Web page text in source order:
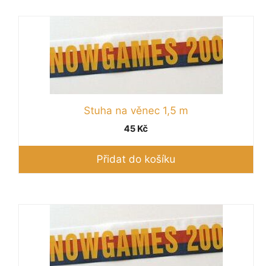
Stuha na věnec 1,5 m
45 Kč
Přidat do košíku